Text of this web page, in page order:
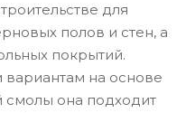
для
полов и стен, а
покрытий.
вариантам на основе
она подходит